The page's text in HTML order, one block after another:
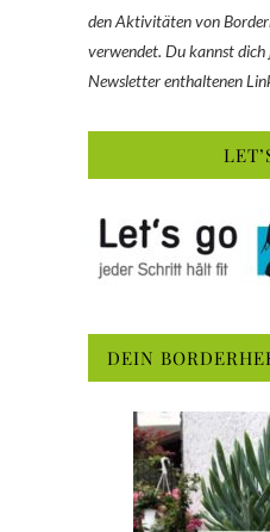
den Aktivitäten von
verwendet. Du kannst dich
Newsletter enthaltenen
DEIN